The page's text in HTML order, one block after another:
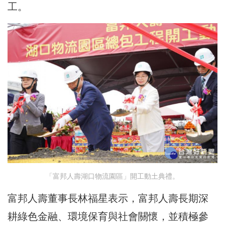
工。
「富邦人壽湖口物流園區」開工動土典禮。
富邦人壽董事長林福星表示，富邦人壽長期深
耕綠色金融、環境保育與社會關懷，並積極參